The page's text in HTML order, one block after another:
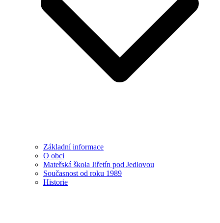
Základní informace
O obci
Mateřská škola Jiřetín pod Jedlovou
Současnost od roku 1989
Historie